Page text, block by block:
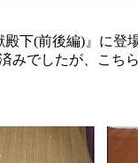
下(前後編)』に登
したが、こちら